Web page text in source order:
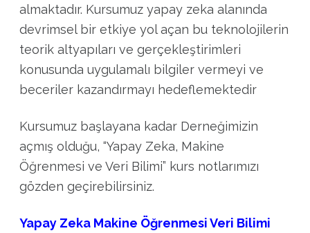
almaktadır. Kursumuz yapay zeka alanında
devrimsel bir etkiye yol açan bu teknolojilerin
teorik altyapıları ve gerçekleştirimleri
konusunda uygulamalı bilgiler vermeyi ve
beceriler kazandırmayı hedeflemektedir
Kursumuz başlayana kadar Derneğimizin
açmış olduğu, “Yapay Zeka, Makine
Öğrenmesi ve Veri Bilimi” kurs notlarımızı
gözden geçirebilirsiniz.
Yapay Zeka Makine Öğrenmesi Veri Bilimi